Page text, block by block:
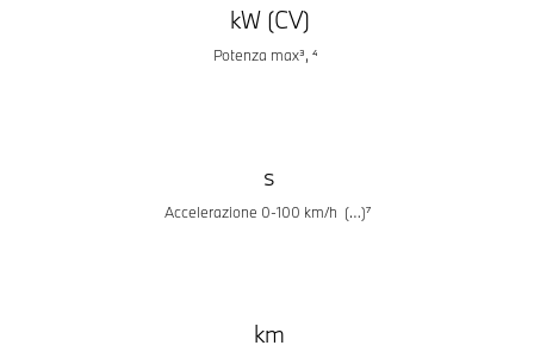
kW (CV)
Potenza max³, ⁴
s
Accelerazione 0-100 km/h (…)⁷
km